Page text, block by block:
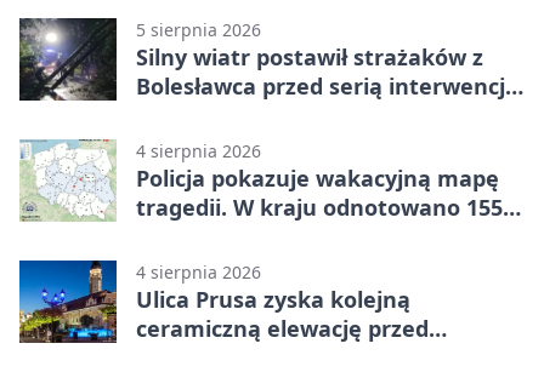
5 sierpnia 2026
Silny wiatr postawił strażaków z
Bolesławca przed serią interwencji -
4 sierpnia 2026
Policja pokazuje wakacyjną mapę
tragedii. W kraju odnotowano 155
4 sierpnia 2026
Ulica Prusa zyska kolejną
ceramiczną elewację przed